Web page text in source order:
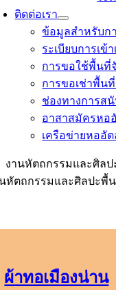
ติดต่อเรา
ข้อมูลสำหรับก
ระเบียบการเข้
การขอใช้พื้นที่
การขอเช่าพื้น
ช่องทางการส
อาสาสมัครหอ
เครือข่ายหออั
งานหัตถกรรมและศิล
หัตถกรรมและศิลปะพื้
ผ้าทอเมืองน่าน